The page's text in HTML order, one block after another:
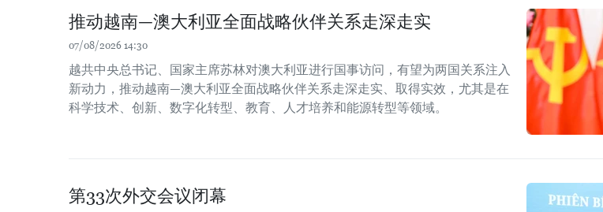
推动越南—澳大利亚全面战略伙伴关系走深走实
07/08/2026 14:30
越共中央总书记、国家主席苏林对澳大利亚进行国事访问，有望为两国关系注入
新动力，推动越南—澳大利亚全面战略伙伴关系走深走实、取得实效，尤其是在
科学技术、创新、数字化转型、教育、人才培养和能源转型等领域。
第33次外交会议闭幕